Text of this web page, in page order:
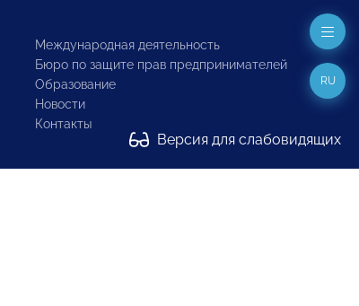
Международная деятельность
Бюро по защите прав предпринимателей
Образование
Новости
Контакты
Версия для слабовидящих
RU